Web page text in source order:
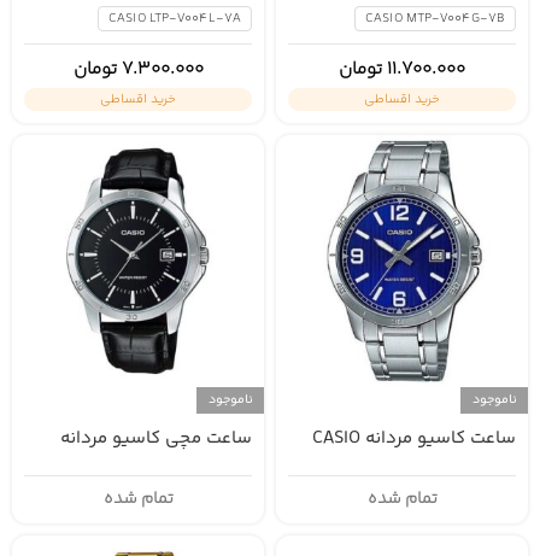
CASIO MTP-V004G-7B
11.700.000 تومان
خرید اقساطی
CASIO LTP-V004L-7A
7.300.000 تومان
خرید اقساطی
ناموجود
ساعت کاسیو مردانه CASIO
تمام شده
ناموجود
ساعت مچی کاسیو مردانه
تمام شده